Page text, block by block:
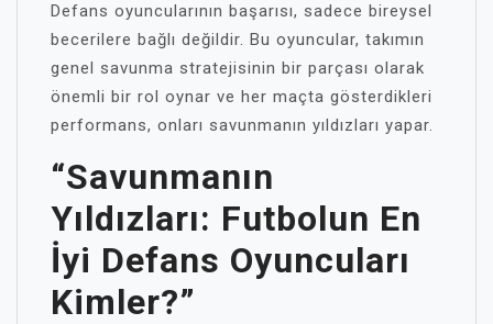
Defans oyuncularının başarısı, sadece bireysel
becerilere bağlı değildir. Bu oyuncular, takımın
genel savunma stratejisinin bir parçası olarak
önemli bir rol oynar ve her maçta gösterdikleri
performans, onları savunmanın yıldızları yapar.
“Savunmanın
Yıldızları: Futbolun En
İyi Defans Oyuncuları
Kimler?”